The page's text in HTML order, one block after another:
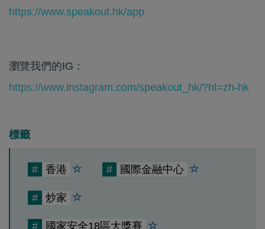
https://www.speakout.hk/app
瀏覽我們的IG：
https://www.instagram.com/speakout_hk/?hl=zh-hk
標籤
# 香港 # 國際金融中心
# 炒家
# 國家安全18區大獎賽